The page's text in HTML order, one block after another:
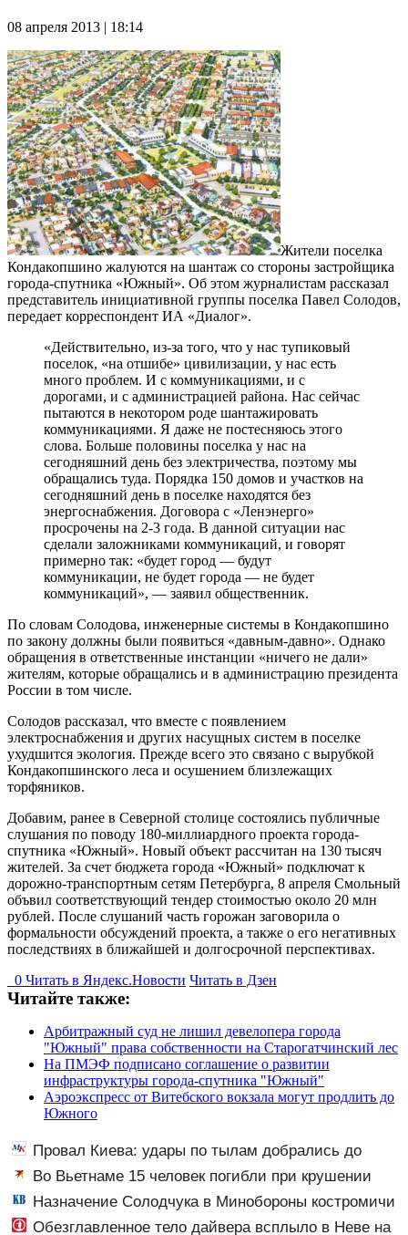
08 апреля 2013 | 18:14
Жители поселка
Кондакопшино жалуются на шантаж со стороны застройщика
города-спутника «Южный». Об этом журналистам рассказал
представитель инициативной группы поселка Павел Солодов,
передает корреспондент ИА «Диалог».
«Действительно, из-за того, что у нас тупиковый
поселок, «на отшибе» цивилизации, у нас есть
много проблем. И с коммуникациями, и с
дорогами, и с администрацией района. Нас сейчас
пытаются в некотором роде шантажировать
коммуникациями. Я даже не постесняюсь этого
слова. Больше половины поселка у нас на
сегодняшний день без электричества, поэтому мы
обращались туда. Порядка 150 домов и участков на
сегодняшний день в поселке находятся без
энергоснабжения. Договора с «Ленэнерго»
просрочены на 2-3 года. В данной ситуации нас
сделали заложниками коммуникаций, и говорят
примерно так: «будет город — будут
коммуникации, не будет города — не будет
коммуникаций», — заявил общественник.
По словам Солодова, инженерные системы в Кондакопшино
по закону должны были появиться «давным-давно». Однако
обращения в ответственные инстанции «ничего не дали»
жителям, которые обращались и в администрацию президента
России в том числе.
Солодов рассказал, что вместе с появлением
электроснабжения и других насущных систем в поселке
ухудшится экология. Прежде всего это связано с вырубкой
Кондакопшинского леса и осушением близлежащих
торфяников.
Добавим, ранее в Северной столице состоялись публичные
слушания по поводу 180-миллиардного проекта города-
спутника «Южный». Новый объект рассчитан на 130 тысяч
жителей. За счет бюджета города «Южный» подключат к
дорожно-транспортным сетям Петербурга, 8 апреля Смольный
объвил соответствующий тендер стоимостью около 20 млн
рублей. После слушаний часть горожан заговорила о
формальности обсуждений проекта, а также о его негативных
последствиях в ближайшей и долгосрочной перспективах.
0 Читать в Яндекс.Новости Читать в Дзен
Читайте также:
Арбитражный суд не лишил девелопера города
"Южный" права собственности на Старогатчинский лес
На ПМЭФ подписано соглашение о развитии
инфраструктуры города-спутника "Южный"
Аэроэкспресс от Витебского вокзала могут продлить до
Южного
Провал Киева: удары по тылам добрались до
Зеленского быстрее, чем до России
Во Вьетнаме 15 человек погибли при крушении
туристического катера
Назначение Солодчука в Минобороны костромичи
встретили с гордостью
Обезглавленное тело дайвера всплыло в Неве на